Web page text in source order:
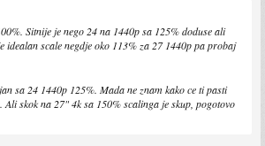
Sitnije je nego 24 na 1440p sa 125% doduse ali
idealan scale negdje oko 113% za 27 1440p pa probaj
sa 24 1440p 125%. Mada ne znam kako ce ti pasti
skok na 27" 4k sa 150% scalinga je skup, pogotovo